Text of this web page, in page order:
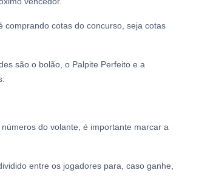
cotas do concurso, seja cotas
são o bolão, o Palpite Perfeito e a
do volante, é importante marcar a
entre os jogadores para, caso ganhe,